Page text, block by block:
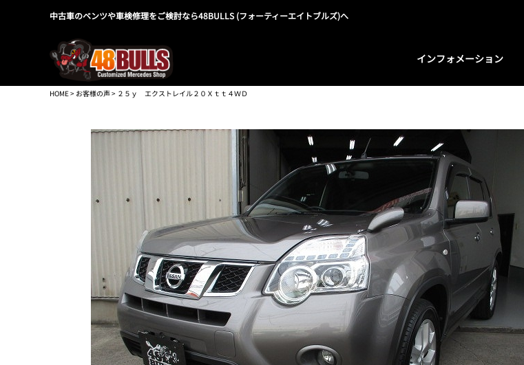
中古車のベンツや車検修理をご検討なら48BULLS (フォーティーエイトブルズ)へ
インフォメーション
HOME> お客様の声> ２５ｙ エクストレイル２０Ｘｔｔ４ＷＤ